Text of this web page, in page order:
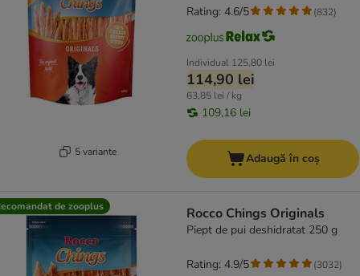
5 variante
Individual 125,80 lei
114,90 lei
63,85 lei / kg
109,16 lei
Rating: 4.6/5 (832)
Adaugă în coș
de zooplus Rocco Chings Originals
Piept de pui deshidratat 250 g
Rating: 4.9/5 (3032)